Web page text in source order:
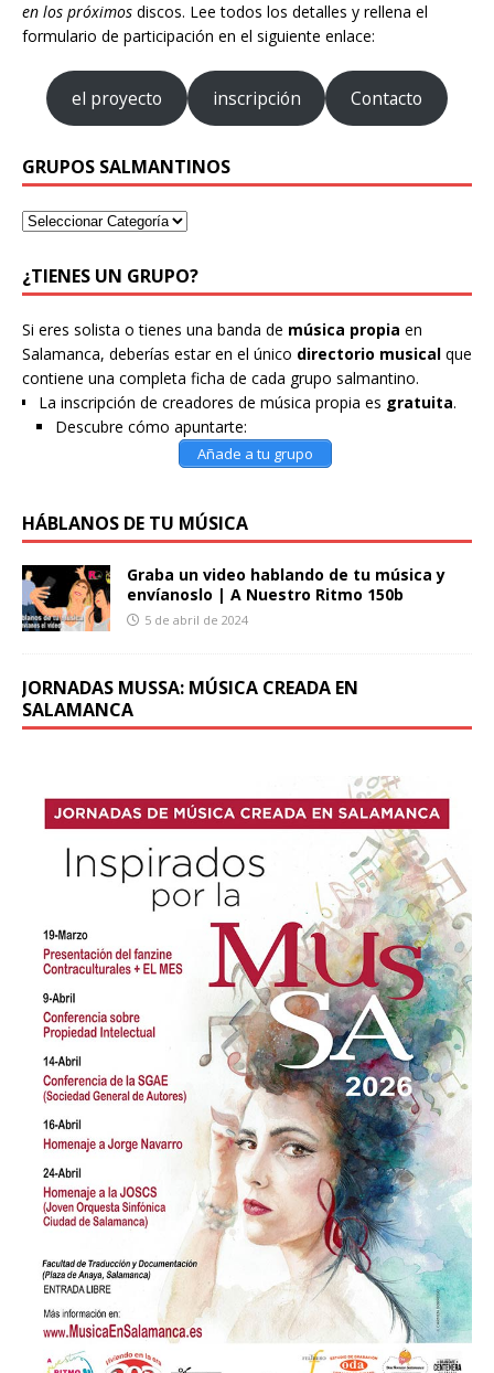
en los próximos discos. Lee todos los detalles y rellena el
formulario de participación en el siguiente enlace:
el proyecto inscripción Contacto
GRUPOS SALMANTINOS
¿TIENES UN GRUPO?
Si eres solista o tienes una banda de música propia en
Salamanca, deberías estar en el único directorio musical que
contiene una completa ficha de cada grupo salmantino.
La inscripción de creadores de música propia es gratuita.
Descubre cómo apuntarte:
Añade a tu grupo
HÁBLANOS DE TU MÚSICA
Graba un video hablando de tu música y
envíanoslo | A Nuestro Ritmo 150b
5 de abril de 2024
JORNADAS MUSSA: MÚSICA CREADA EN
SALAMANCA